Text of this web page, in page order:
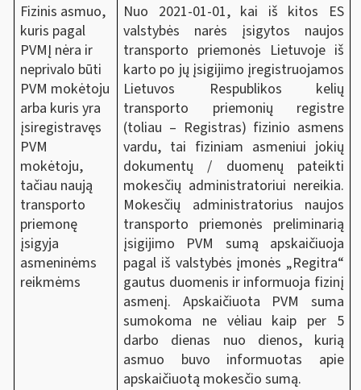
Fizinis asmuo,
kuris pagal
PVMĮ nėra ir
neprivalo būti
PVM mokėtoju
arba kuris yra
įsiregistravęs
PVM
mokėtoju,
tačiau naują
transporto
priemonę
įsigyja
asmeninėms
reikmėms
Nuo 2021-01-01, kai iš kitos ES
valstybės narės įsigytos naujos
transporto priemonės Lietuvoje iš
karto po jų įsigijimo įregistruojamos
Lietuvos Respublikos kelių
transporto priemonių registre
(toliau – Registras) fizinio asmens
vardu, tai fiziniam asmeniui jokių
dokumentų / duomenų pateikti
mokesčių administratoriui nereikia.
Mokesčių administratorius naujos
transporto priemonės preliminarią
įsigijimo PVM sumą apskaičiuoja
pagal iš valstybės įmonės „Regitra“
gautus duomenis ir informuoja fizinį
asmenį. Apskaičiuota PVM suma
sumokoma ne vėliau kaip per 5
darbo dienas nuo dienos, kurią
asmuo buvo informuotas apie
apskaičiuotą mokesčio sumą.